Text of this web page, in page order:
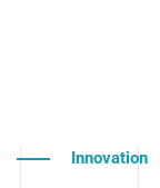
Innovation